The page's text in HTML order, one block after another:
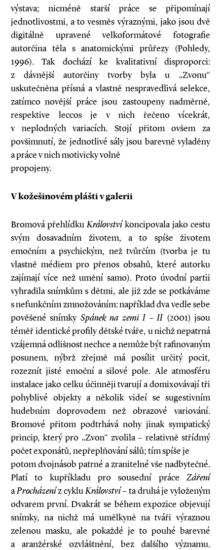
výstava; nicméně starší práce se připomínají
jednotlivostmi, a to vesměs výraznými, jako jsou dvě
digitálně upravené velkoformátové fotografie
autorčina těla s anatomickými průřezy (Pohledy,
1996). Tak dochází ke kvalitativní disproporci:
z dávnější autorčiny tvorby byla u „Zvonu“
uskutečněna přísná a vlastně nespravedlivá selekce,
zatímco novější práce jsou zastoupeny nadměrně,
respektive leccos je v nich řečeno vícekrát,
v neplodných variacích. Stojí přitom ovšem za
povšimnutí, že jednotlivé sály jsou barevně vyladěny
a práce v nich motivicky volně
propojeny.
V kožešinovém plášti v galerii
Bromová přehlídkuKrálovstvíkoncipovala jako cestu
svým dosavadním životem, a to spíše životem
emočním a psychickým, než tvůrčím (tvorba je tu
vlastně médiem pro přenos obsahů, které autorku
zajímají více než umění samo). Proto úvodní partii
vyhradila snímkům s dětmi, ale již zde se potkáváme
s nefunkčním zmnožováním: například dva vedle sebe
pověšené snímky Spánek na zemi I – II(2001) jsou
téměř identické profily dětské tváře, u nichž nepatrná
vzájemná odlišnost nechce a nemůže být rafinovaným
posunem, nýbrž zřejmě má posílit určitý pocit,
rozeznít jisté emoční a silové pole. Ale atmosféru
instalace jako celku účinněji tvarují a domixovávají tři
pohyblivé objekty a několik videí se sugestivním
hudebním doprovodem než obrazové variování.
Bromové přitom podtrhává nohy jinak sympatický
princip, který pro „Zvon“ zvolila – relativně střídmý
počet exponátů, nepřeplňování sálů; tím spíše je
potom dvojnásob patrné a zranitelné vše nadbytečné.
Platí to kupříkladu pro sousední práce Záření
aProcházeníz cykluKrálovství– ta druhá je vyloženým
odvarem první. Dvakrát se během expozice objevují
snímky, na nichž má umělkyně na tváři výraznou
zelenou masku, ale pokaždé je to pouhé barevné
a aranžérské ozvláštnění, bez dalšího významu.